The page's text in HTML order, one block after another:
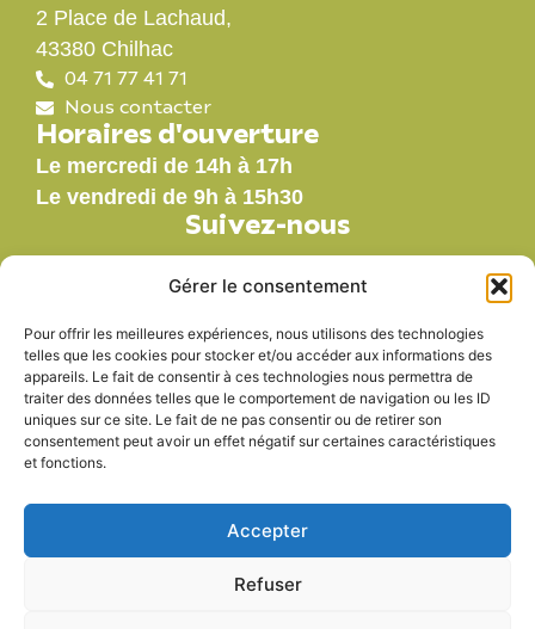
Gérer le consentement
Pour offrir les meilleures expériences, nous utilisons des technologies
telles que les cookies pour stocker et/ou accéder aux informations des
appareils. Le fait de consentir à ces technologies nous permettra de
traiter des données telles que le comportement de navigation ou les ID
uniques sur ce site. Le fait de ne pas consentir ou de retirer son
consentement peut avoir un effet négatif sur certaines caractéristiques
et fonctions.
Accepter
Refuser
2 Place de Lachaud,
43380 Chilhac
04 71 77 41 71
Nous contacter
Horaires d'ouverture
Le mercredi de 14h à 17h
Le vendredi de 9h à 15h30
Suivez-nous
Nos labels